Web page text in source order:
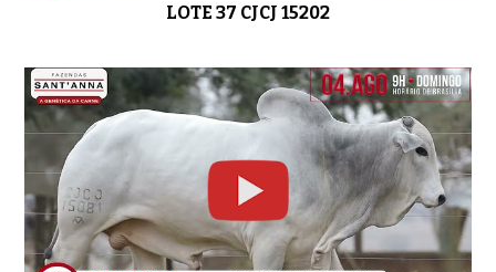
LOTE 37 CJCJ 15202